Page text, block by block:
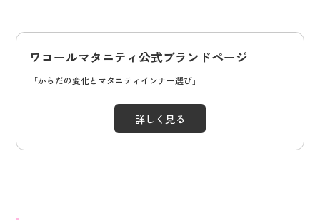
ワコールマタニティ公式ブランドページ
「からだの変化とマタニティインナー選び」
詳しく見る